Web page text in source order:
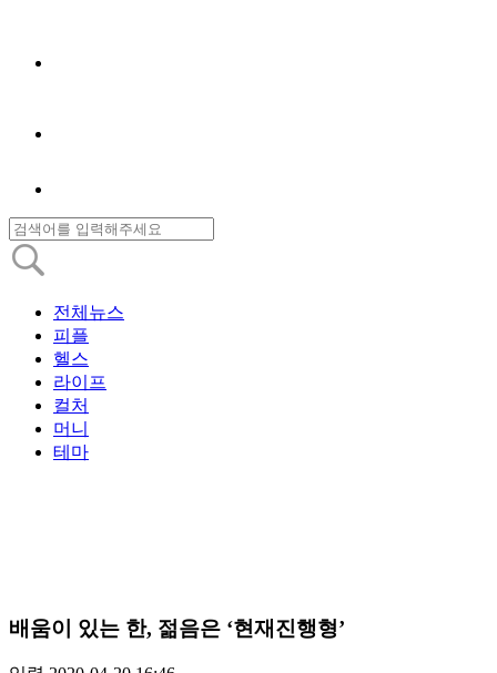
전체뉴스
피플
헬스
라이프
컬처
머니
테마
배움이 있는 한, 젊음은 ‘현재진행형’